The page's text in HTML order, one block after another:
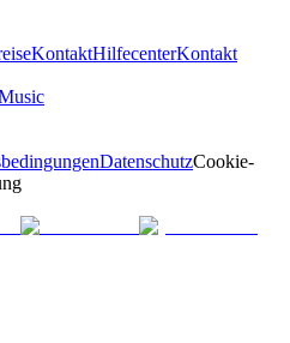
KontaktHilfecenterKontakt
DatenschutzCookie-